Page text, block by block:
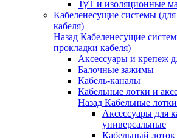
ТуТ и изоляционные
Кабеленесущие системы
кабеля)
Назад Кабеленесущие
прокладки кабеля)
Аксессуары и крепеж
Балочные зажимы
Кабель-каналы
Кабельные лотки и
Назад Кабельные
Аксессуары для
универсальные
Кабельный